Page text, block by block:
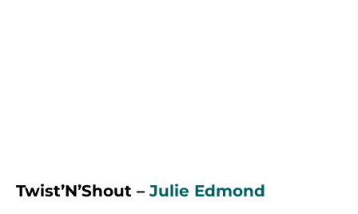
Twist’N’Shout –Julie Edmond